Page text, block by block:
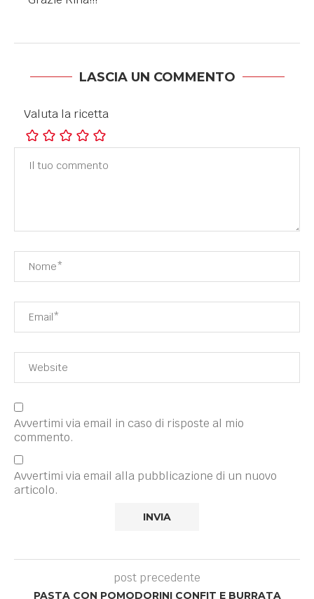
LASCIA UN COMMENTO
Valuta la ricetta
Avvertimi via email in caso di risposte al mio
commento.
Avvertimi via email alla pubblicazione di un nuovo
articolo.
post precedente
PASTA CON POMODORINI CONFIT E BURRATA